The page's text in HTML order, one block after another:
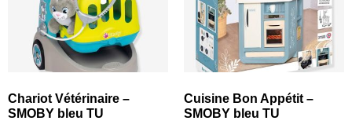
Chariot Vétérinaire –
SMOBY bleu TU
Cuisine Bon Appétit –
SMOBY bleu TU